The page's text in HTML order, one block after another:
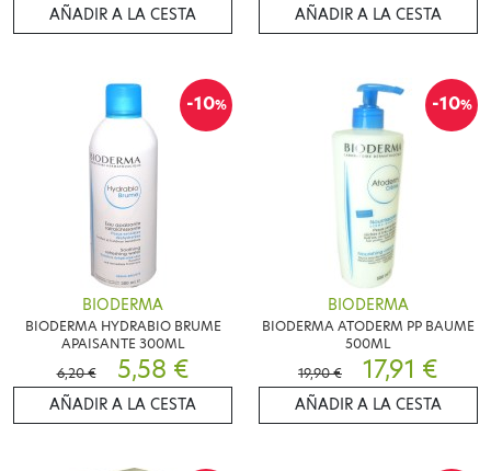
AÑADIR A LA CESTA AÑADIR A LA CESTA
-10%
BIODERMA
BIODERMA HYDRABIO BRUME
APAISANTE 300ML
6,20 €
5,58 €
AÑADIR A LA CESTA
-10%
BIODERMA
BIODERMA ATODERM PP BAUME
500ML
19,90 €
17,91 €
AÑADIR A LA CESTA